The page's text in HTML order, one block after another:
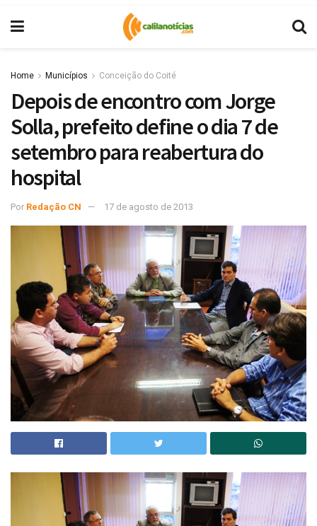
Home Municípios Conceição do Coité
Depois de encontro com Jorge
Solla, prefeito define o dia 7 de
setembro para reabertura do
hospital
Por Redação CN 17 de agosto de 2013